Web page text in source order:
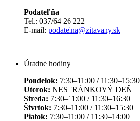
Podateľňa
Tel.: 037/64 26 222
E-mail: podatelna@zitavany.sk
Úradné hodiny
Pondelok: 7:30–11:00 / 11:30–15:30
Utorok: NESTRÁNKOVÝ DEŇ
Streda: 7:30–11:00 / 11:30–16:30
Štvrtok: 7:30–11:00 / 11:30–15:30
Piatok: 7:30–11:00 / 11:30–14:00